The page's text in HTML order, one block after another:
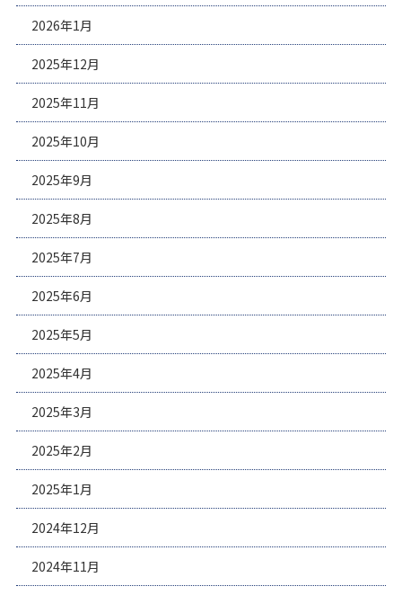
2026年1月
2025年12月
2025年11月
2025年10月
2025年9月
2025年8月
2025年7月
2025年6月
2025年5月
2025年4月
2025年3月
2025年2月
2025年1月
2024年12月
2024年11月